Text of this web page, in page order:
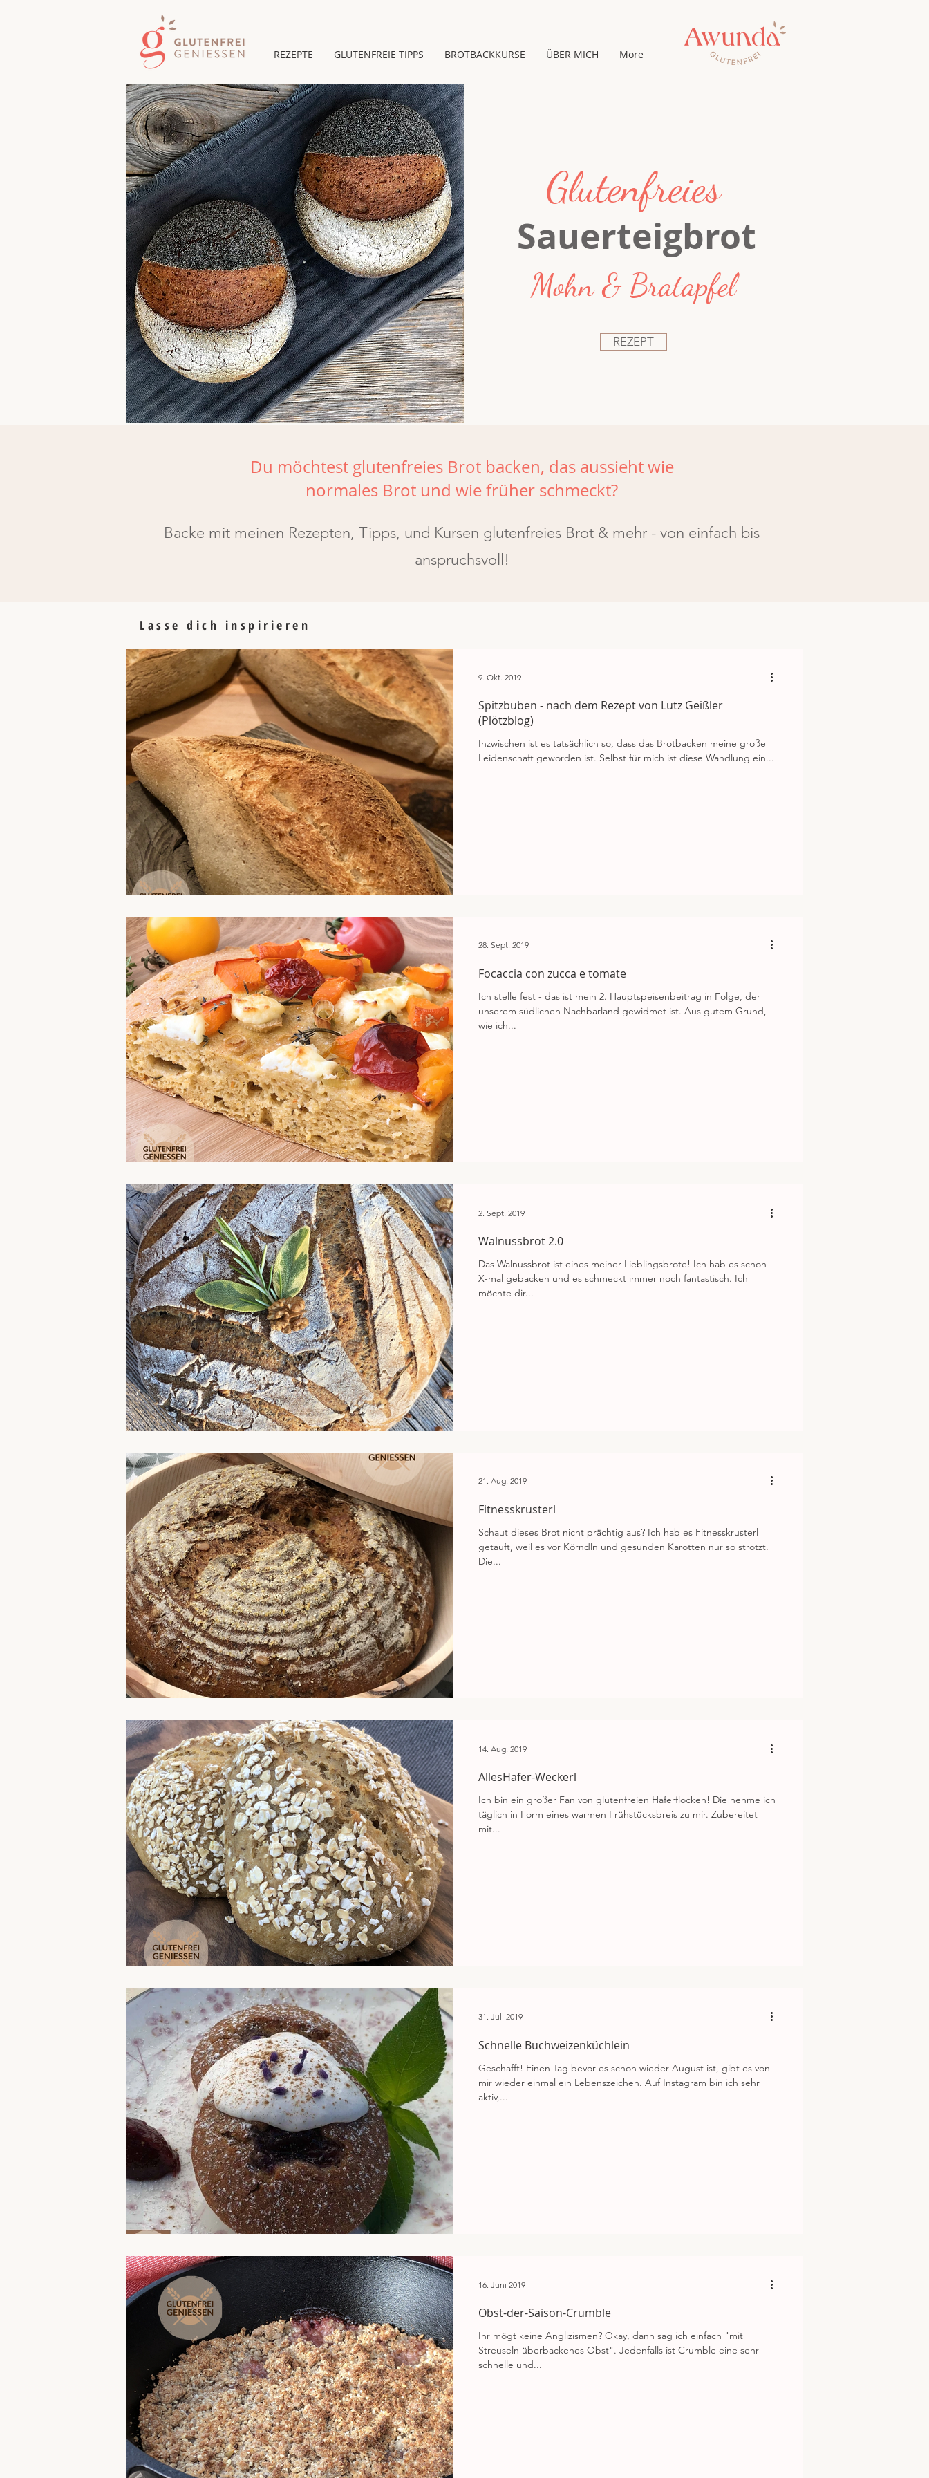
REZEPTE GLUTENFREIE TIPPS BROTBACKKURSE ÜBER MICH More
Glutenfreies
Sauerteigbrot
Mohn & Bratapfel
REZEPT
Du möchtest glutenfreies Brot backen, das aussieht wie
normales Brot und wie früher schmeckt?
Backe mit meinen Rezepten, Tipps, und Kursen glutenfreies Brot & mehr - von einfach bis
anspruchsvoll!
Lasse dich inspirieren
Spitzbuben - nach dem Rezept von Lutz Geißler
(Plötzblog)
Inzwischen ist es tatsächlich so, dass das Brotbacken meine große
Leidenschaft geworden ist. Selbst für mich ist diese Wandlung ein...
9. Okt. 2019
Focaccia con zucca e tomate
Ich stelle fest - das ist mein 2. Hauptspeisenbeitrag in Folge, der
unserem südlichen Nachbarland gewidmet ist. Aus gutem Grund,
wie ich...
28. Sept. 2019
Walnussbrot 2.0
Das Walnussbrot ist eines meiner Lieblingsbrote! Ich hab es schon
X-mal gebacken und es schmeckt immer noch fantastisch. Ich
möchte dir...
2. Sept. 2019
Fitnesskrusterl
Schaut dieses Brot nicht prächtig aus? Ich hab es Fitnesskrusterl
getauft, weil es vor Körndln und gesunden Karotten nur so strotzt.
Die...
21. Aug. 2019
AllesHafer-Weckerl
Ich bin ein großer Fan von glutenfreien Haferflocken! Die nehme ich
täglich in Form eines warmen Frühstücksbreis zu mir. Zubereitet
mit...
14. Aug. 2019
Schnelle Buchweizenküchlein
Geschafft! Einen Tag bevor es schon wieder August ist, gibt es von
mir wieder einmal ein Lebenszeichen. Auf Instagram bin ich sehr
aktiv,...
31. Juli 2019
Obst-der-Saison-Crumble
Ihr mögt keine Anglizismen? Okay, dann sag ich einfach "mit
Streuseln überbackenes Obst". Jedenfalls ist Crumble eine sehr
schnelle und...
16. Juni 2019